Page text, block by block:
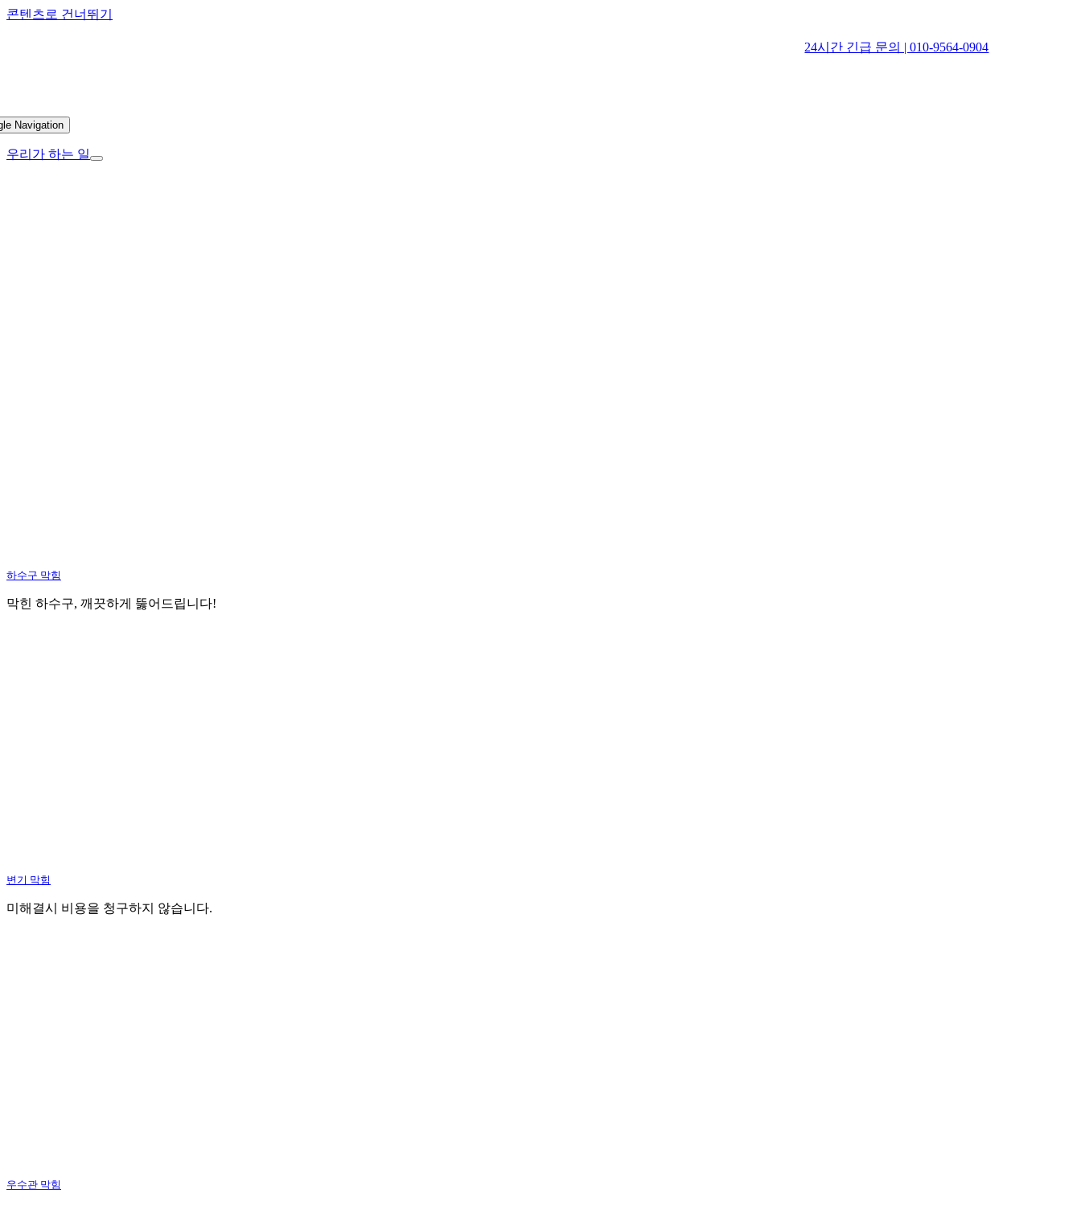
콘텐츠로 건너뛰기
24시간 긴급 문의 | 010-9564-0904
Navigation
우리가 하는 일
하수구 막힘
막힌 하수구, 깨끗하게 뚫어드립니다!
변기 막힘
미해결시 비용을 청구하지 않습니다.
우수관 막힘